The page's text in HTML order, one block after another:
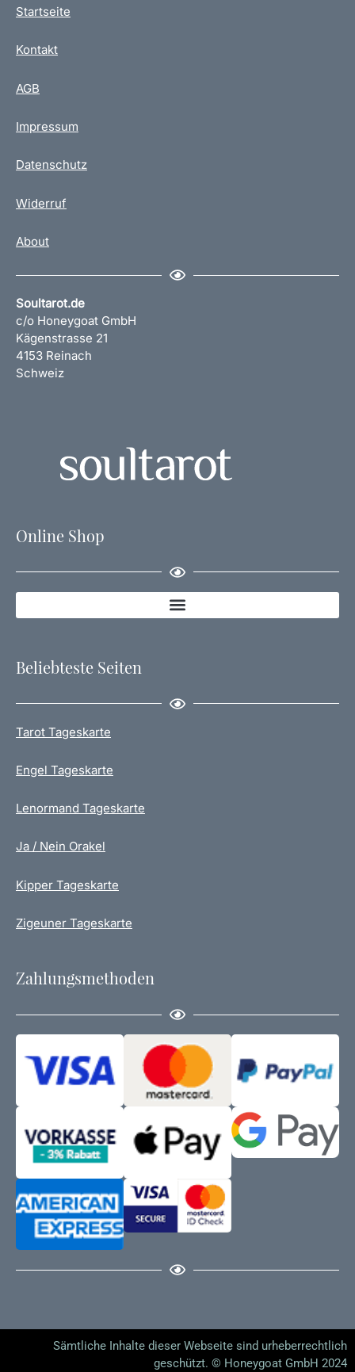
Startseite
Kontakt
AGB
Impressum
Datenschutz
Widerruf
About
Soultarot.de
c/o Honeygoat GmbH
Kägenstrasse 21
4153 Reinach
Schweiz
Online Shop
Beliebteste Seiten
Tarot Tageskarte
Engel Tageskarte
Lenormand Tageskarte
Ja / Nein Orakel
Kipper Tageskarte
Zigeuner Tageskarte
Zahlungsmethoden
Sämtliche Inhalte dieser Webseite sind urheberrechtlich
geschützt. © Honeygoat GmbH 2024